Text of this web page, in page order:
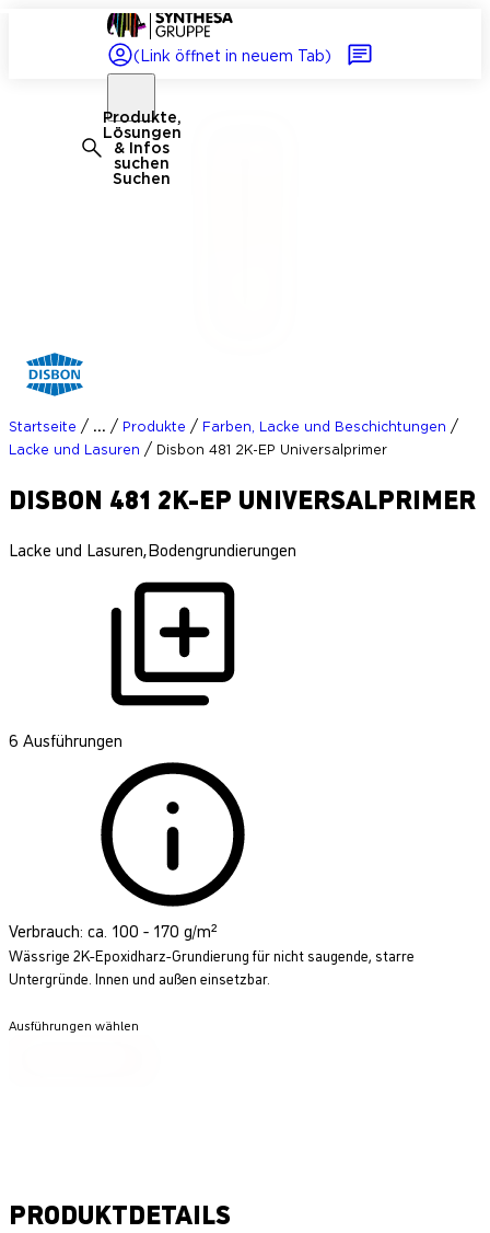
(Link öffnet in neuem Tab)
Produkte,
Lösungen
& Infos
suchen
Suchen
Startseite / ... / Produkte / Farben, Lacke und Beschichtungen /
Lacke und Lasuren / Disbon 481 2K-EP Universalprimer
DISBON 481 2K-EP UNIVERSALPRIMER
Lacke und Lasuren,Bodengrundierungen
6 Ausführungen
Verbrauch: ca. 100 - 170 g/m²
Wässrige 2K-Epoxidharz-Grundierung für nicht saugende, starre
Untergründe. Innen und außen einsetzbar.
Ausführungen wählen
PRODUKTDETAILS